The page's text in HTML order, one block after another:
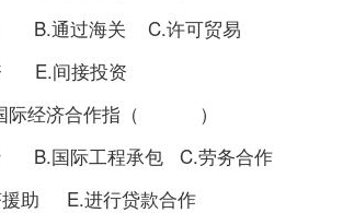
通过海关 C.许可贸易
E.间接投资
际经济合作指（ ）
国际工程承包 C.劳务合作
助 E.进行贷款合作